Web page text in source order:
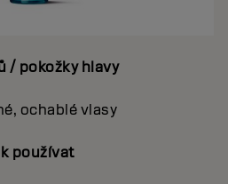
/ pokožky hlavy
ochablé vlasy
používat